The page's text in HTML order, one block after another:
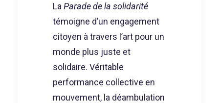
La Parade de la solidarité
témoigne d’un engagement
citoyen à travers l’art pour un
monde plus juste et
solidaire. Véritable
performance collective en
mouvement, la déambulation